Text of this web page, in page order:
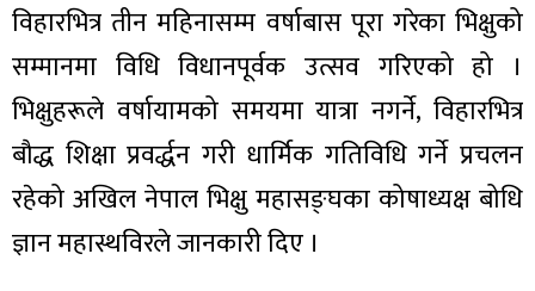
विहारभित्र तीन महिनासम्म वर्षाबास पूरा गरेका भिक्षुको
सम्मानमा विधि विधानपूर्वक उत्सव गरिएको हो ।
भिक्षुहरूले वर्षायामको समयमा यात्रा नगर्ने, विहारभित्र
बौद्ध शिक्षा प्रवर्द्धन गरी धार्मिक गतिविधि गर्ने प्रचलन
रहेको अखिल नेपाल भिक्षु महासङ्घका कोषाध्यक्ष बोधि
ज्ञान महास्थविरले जानकारी दिए ।